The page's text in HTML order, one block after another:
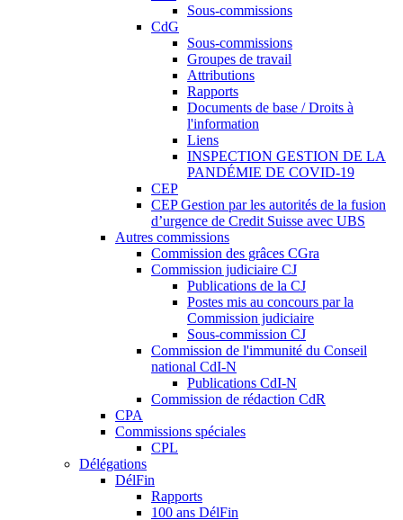
Sous-commissions
CdG
Sous-commissions
Groupes de travail
Attributions
Rapports
Documents de base / Droits à
l'information
Liens
INSPECTION GESTION DE LA
PANDÉMIE DE COVID-19
CEP
CEP Gestion par les autorités de la fusion
d’urgence de Credit Suisse avec UBS
Autres commissions
Commission des grâces CGra
Commission judiciaire CJ
Publications de la CJ
Postes mis au concours par la
Commission judiciaire
Sous-commission CJ
Commission de l'immunité du Conseil
national CdI-N
Publications CdI-N
Commission de rédaction CdR
CPA
Commissions spéciales
CPL
Délégations
DélFin
Rapports
100 ans DélFin